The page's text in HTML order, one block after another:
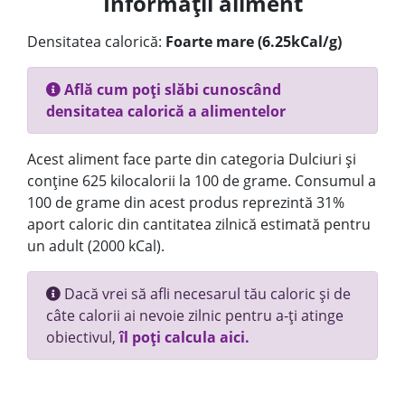
Densitatea calorică: Foarte mare (6.25kCal/g)
Află cum poți slăbi cunoscând
densitatea calorică a alimentelor
Acest aliment face parte din categoria Dulciuri și
conține 625 kilocalorii la 100 de grame. Consumul a
100 de grame din acest produs reprezintă 31%
aport caloric din cantitatea zilnică estimată pentru
un adult (2000 kCal).
Dacă vrei să afli necesarul tău caloric și de
câte calorii ai nevoie zilnic pentru a-ți atinge
obiectivul,îl poți calcula aici.